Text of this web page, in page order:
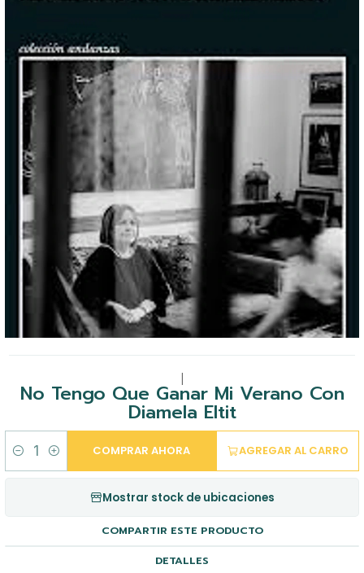
No Tengo Que Ganar Mi Verano Con
Diamela Eltit
Cantidad
AGREGAR AL CARRO
COMPRAR AHORA
Mostrar stock de ubicaciones
COMPARTIR ESTE PRODUCTO
DETALLES